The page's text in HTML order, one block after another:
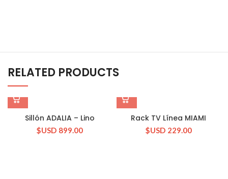
RELATED PRODUCTS
Sillón ADALIA – Lino
$USD 899.00
Rack TV Línea MIAMI
$USD 229.00